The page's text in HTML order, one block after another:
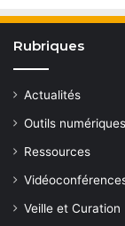
Rubriques
Actualités
Outils numériques
Ressources
Veille et Curation